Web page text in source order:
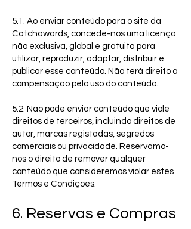
5.1. Ao enviar conteúdo para o site da
Catchawards, concede-nos uma licença
não exclusiva, global e gratuita para
utilizar, reproduzir, adaptar, distribuir e
publicar esse conteúdo. Não terá direito a
compensação pelo uso do conteúdo.
5.2. Não pode enviar conteúdo que viole
direitos de terceiros, incluindo direitos de
autor, marcas registadas, segredos
comerciais ou privacidade. Reservamo-
nos o direito de remover qualquer
conteúdo que consideremos violar estes
Termos e Condições.
6. Reservas e Compras